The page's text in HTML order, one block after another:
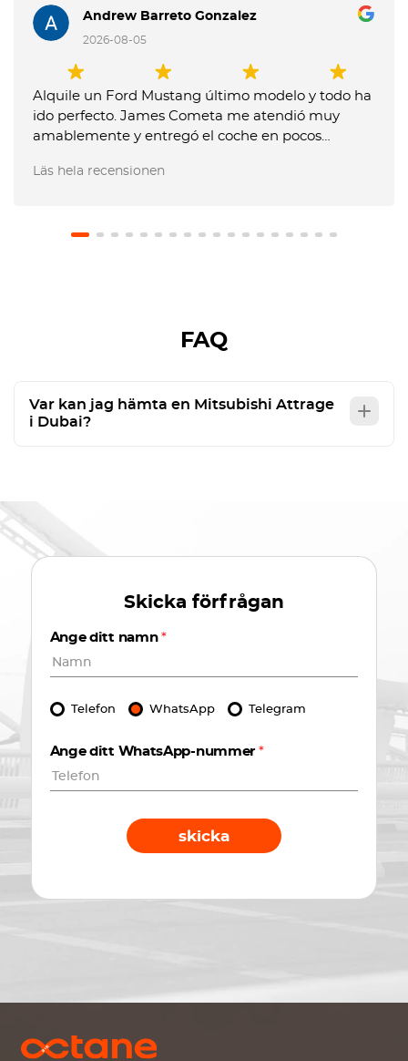
Andrew Barreto Gonzalez
2026-08-05
Alquile un Ford Mustang último modelo y todo ha
ido perfecto. James Cometa me atendió muy
amablemente y entregó el coche en pocos
dijeron que me tenían que cobrar un extra, pero
el cargo. El coche estaba en perfecto estado.
Läs hela recensionen
FAQ
Var kan jag hämta en Mitsubishi Attrage
i Dubai?
Skicka förfrågan
Ange ditt namn*
Telefon WhatsApp Telegram
Ange ditt WhatsApp-nummer *
skicka